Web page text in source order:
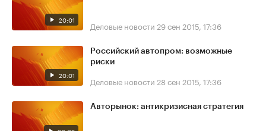
20:01 Деловые новости 29 сен 2015, 17:36
20:01
Российский автопром: возможные
риски
Деловые новости 28 сен 2015, 17:36
Авторынок: антикризисная стратегия